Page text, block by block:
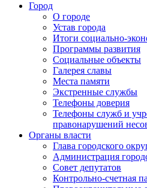
Город
О городе
Устав города
Итоги социально-
Программы развития
Социальные объекты
Галерея славы
Места памяти
Экстренные службы
Телефоны доверия
Телефоны служб и
правонарушений
Органы власти
Глава городского
Администрация
Совет депутатов
Контрольно-счетная